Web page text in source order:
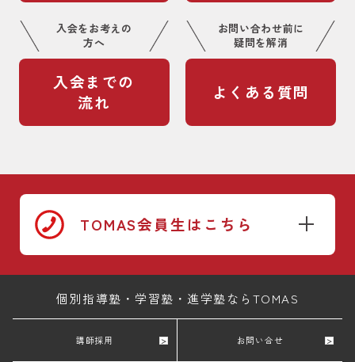
入会をお考えの
方へ
入会までの
流れ
お問い合わせ前に
疑問を解消
よくある質問
TOMAS会員生はこちら
個別指導塾・学習塾・進学塾ならTOMAS
講師採用 お問い合せ